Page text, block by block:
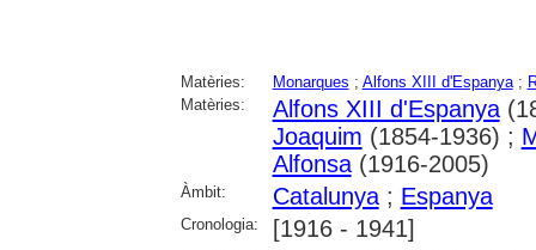
Matèries: Monarques ; Alfons XIII d'Espanya;
Matèries:
Alfons XIII d'Espanya
Joaquim (1854-1936) ;
Alfonsa(1916-2005)
Àmbit: Catalunya; Espanya
Cronologia: [1916 - 1941]